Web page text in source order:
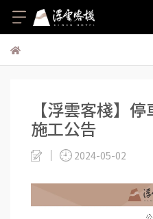
【浮雲客棧】
施工公告
2024-05-02